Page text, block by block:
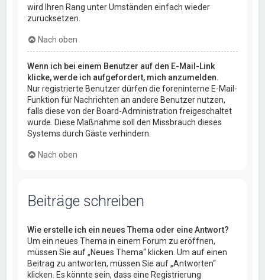
wird Ihren Rang unter Umständen einfach wieder
zurücksetzen.
Nach oben
Wenn ich bei einem Benutzer auf den E-Mail-Link
klicke, werde ich aufgefordert, mich anzumelden.
Nur registrierte Benutzer dürfen die foreninterne E-Mail-
Funktion für Nachrichten an andere Benutzer nutzen,
falls diese von der Board-Administration freigeschaltet
wurde. Diese Maßnahme soll den Missbrauch dieses
Systems durch Gäste verhindern.
Nach oben
Beiträge schreiben
Wie erstelle ich ein neues Thema oder eine Antwort?
Um ein neues Thema in einem Forum zu eröffnen,
müssen Sie auf „Neues Thema“ klicken. Um auf einen
Beitrag zu antworten, müssen Sie auf „Antworten“
klicken. Es könnte sein, dass eine Registrierung